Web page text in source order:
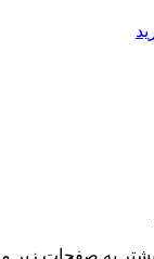
به صفحات زیر